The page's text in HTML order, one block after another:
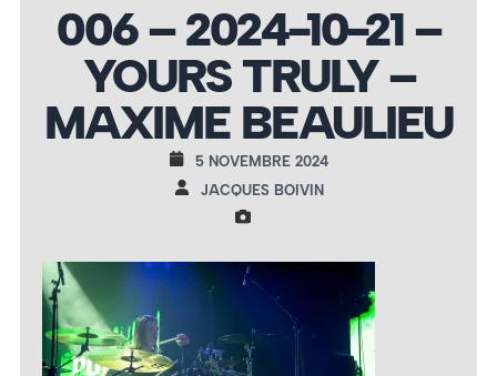
006 – 2024-10-21 –
YOURS TRULY –
MAXIME BEAULIEU
5 NOVEMBRE 2024
JACQUES BOIVIN